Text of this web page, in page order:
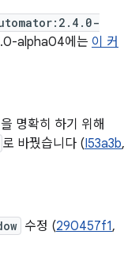
alpha04에는 이 커
명확히 하기 위해
로 바꿨습니다 (I53a3b,
수정 (290457f1,